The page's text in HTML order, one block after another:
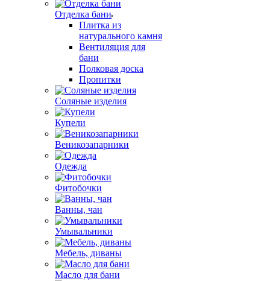
Отделка бани
Плитка из
натурального камня
Вентиляция для
бани
Полковая доска
Пропитки
Соляные изделия
Купели
Веникозапарники
Одежда
Фитобочки
Ванны, чан
Умывальники
Мебель, диваны
Масло для бани